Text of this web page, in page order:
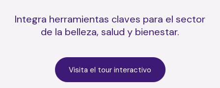
Integra herramientas claves para el sector
de la belleza, salud y bienestar.
Visita el tour interactivo